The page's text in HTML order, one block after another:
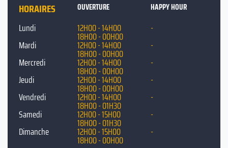
disposition destireuses en libre service . Venez vivre cette expérience
unique avec nous, nous attendons votre visite avec impatience. S'gilt !
Pour personnaliser vos évènements, notre
privatisable est équipée d'un vidéoprojecteur et de haut-parleurs Wi-
HORAIRES OUVERTURE HAPPY HOUR
Lundi 12H00 - 14H00
18H00 - 00H00
-
Mardi
12H00 - 14H00
18H00 - 00H00
-
Mercredi
12H00 - 14H00
18H00 - 00H00
-
Jeudi
12H00 - 14H00
18H00 - 00H00
-
Vendredi
12H00 - 14H00
18H00 - 01H30
-
Samedi
12H00 - 15H00
18H00 - 01H30
-
Dimanche
12H00 - 15H00
18H00 - 00H00
-